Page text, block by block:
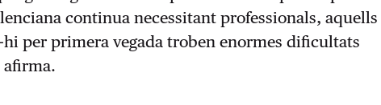
continua necessitant professionals, aquells
per primera vegada troben enormes dificultats
afirma.